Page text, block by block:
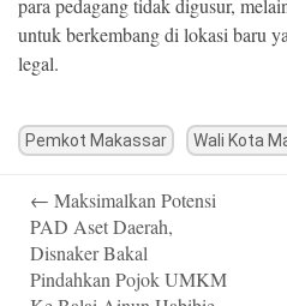
para pedagang tidak digusur,
untuk berkembang di lokasi baru
legal.
Pemkot Makassar Wali Kota
navigation
← Maksimalkan Potensi
PAD Aset Daerah,
Disnaker Bakal
Pindahkan Pojok UMKM